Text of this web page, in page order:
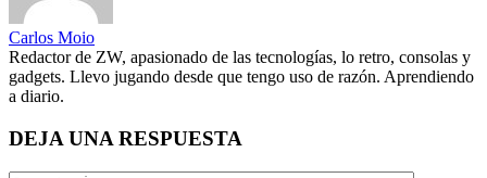
Carlos Moio
Redactor de ZW, apasionado de las tecnologías, lo retro, consolas y
gadgets. Llevo jugando desde que tengo uso de razón. Aprendiendo
a diario.
DEJA UNA RESPUESTA